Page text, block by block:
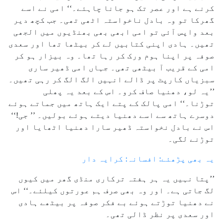
کرنے ہے اور عصر تک ہو جانا چاہئے۔‘‘ امی نے اسے
گھرکا تو وہ بادل ناخواستہ اٹھی تھی۔ جب کچھ دیر
بعد واپس آئی تو امی ابھی بھی بھنڈیوں میں الجھی
تھیں۔ ہادی اپنی کتابیں لے کر بیٹھا تھا اور سعدی
صوفہ پر اپنا ہوم ورک کر رہا تھا۔ وہ بیزار ہو کر
امی کے قریب آ بیٹھی تھی۔ جہاں امی ڈھیر ساری
سبزیاں کارپٹ پر ڈالے انہیں الگ الگ کر رہی تھیں۔
’’یہ لو، دھنیا صاف کرو۔ اس کے بعد یہ پھلی
توڑنا۔‘‘ امی پالک کے پتے ایک ہاتھ میں جماتے ہوئے
دوسرے ہاتھ سے اسے دھنیا دیتے ہوئے بولیں۔ ’’ جی!‘‘
اس نے بادل نخواستہ ڈھیر سارا دھنیا اٹھایا اور
توڑنے لگی۔
یہ بھی پڑھئے: افسانہ: کرایہ دار
’’پتا نہیں یہ ہر ہفتہ ترکاری منڈی گھر میں کیوں
لگ جاتی ہے۔ اور وہ بھی صرف ہم عورتوں کیلئے۔‘‘ اس
نے دھنیا توڑتے ہوئے بے فکر صوفہ پر بیٹھے ہادی
اور سعدی پر نظر ڈالی تھی۔